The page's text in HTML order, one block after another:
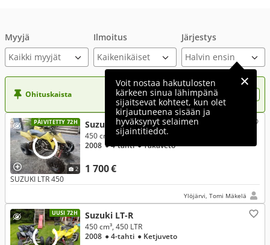
Myyjä
Kaikki myyjät
Ilmoitus Järjestys
Voit nostaa hakutulosten
kärkeen sinua lähimpänä
sijaitsevat kohteet, kun olet
kirjautuneena sisään ja
hyväksynyt selaimen
sijaintitiedot.
Ohituskaista Nosta ilmoituksesi tähän?
PÄIVITETTY 72H
2
Suzuki LT-R
1 700 €
450 cm³, 450
2008 ● 4-tahti● Takaveto
SUZUKI LTR 450
Ylöjärvi, Tomi Mäkelä
UUSI 72H Suzuki LT-R
450 cm³, 450 LTR
2008 ● 4-tahti ● Ketjuveto